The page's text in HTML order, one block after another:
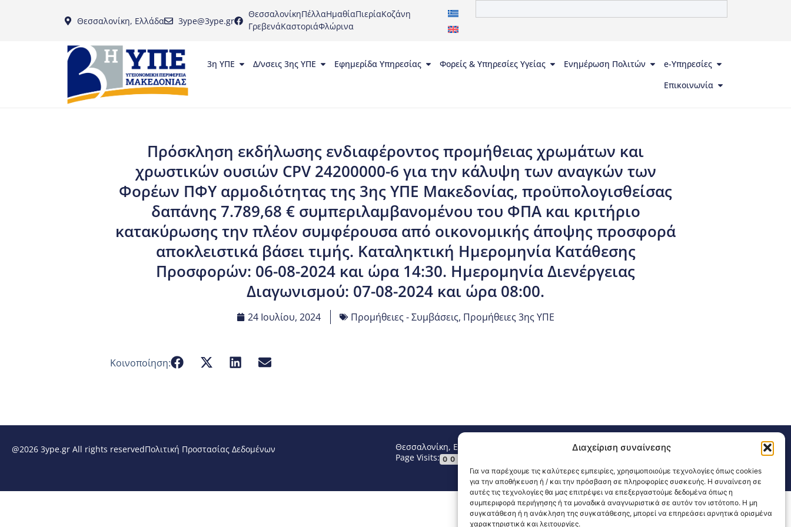
Διαχείριση συναίνεσης
Για να παρέχουμε τις καλύτερες εμπειρίες, χρησιμοποιούμε τεχνολογίες όπως cookies
για την αποθήκευση ή / και την πρόσβαση σε πληροφορίες συσκευής. Η συναίνεση σε
αυτές τις τεχνολογίες θα μας επιτρέψει να επεξεργαστούμε δεδομένα όπως η
συμπεριφορά περιήγησης ή τα μοναδικά αναγνωριστικά σε αυτόν τον ιστότοπο. Η μη
συγκατάθεση ή η ανάκληση της συγκατάθεσης, μπορεί να επηρεάσει αρνητικά ορισμένα
χαρακτηριστικά και λειτουργίες.
Θεσσαλονίκη, Ελλάδα 3ype@3ype.gr
ΘεσσαλονίκηΠέλλαΗμαθίαΠιερίαΚοζάνη
ΓρεβενάΚαστοριάΦλώρινα
3η ΥΠΕ Δ/νσεις 3ης ΥΠΕ Εφημερίδα Υπηρεσίας Φορείς & Υπηρεσίες Υγείας Ενημέρωση Πολιτών
e-Υπηρεσίες
Επικοινωνία
Πρόσκληση εκδήλωσης ενδιαφέροντος προμήθειας χρωμάτων και
χρωστικών ουσιών CPV 24200000-6 για την κάλυψη των αναγκών των
Φορέων ΠΦΥ αρμοδιότητας της 3ης ΥΠΕ Μακεδονίας, προϋπολογισθείσας
δαπάνης 7.789,68 € συμπεριλαμβανομένου του ΦΠΑ και κριτήριο
κατακύρωσης την πλέον συμφέρουσα από οικονομικής άποψης προσφορά
αποκλειστικά βάσει τιμής. Καταληκτική Ημερομηνία Κατάθεσης
Προσφορών: 06-08-2024 και ώρα 14:30. Ημερομηνία Διενέργειας
Διαγωνισμού: 07-08-2024 και ώρα 08:00.
24 Ιουλίου, 2024 Προμήθειες - Συμβάσεις, Προμήθειες 3ης ΥΠΕ
Κοινοποίηση:
@2026 3ype.gr All rights reservedΠολιτική Προστασίας Δεδομένων Θεσσαλονίκη, Ελλάδα
email: 3ype@3ype.gr
Page Visits: 00014